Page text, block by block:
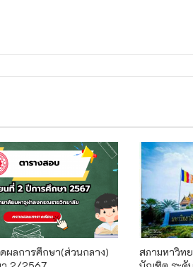
ผลการศึกษา(ส่วนกลาง)
สภามหาวิท